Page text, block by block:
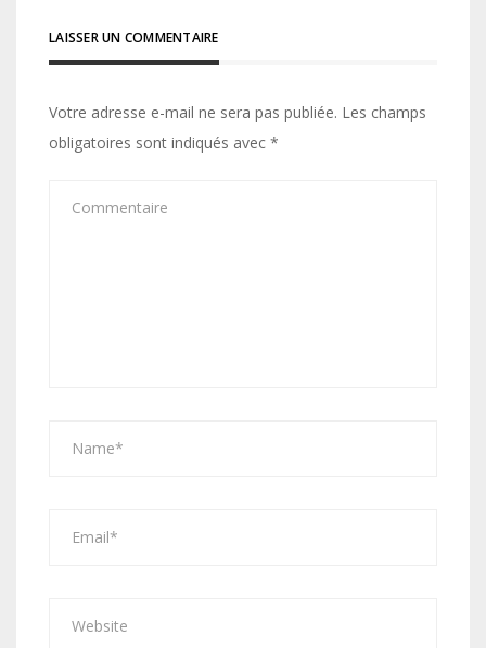
LAISSER UN COMMENTAIRE
Votre adresse e-mail ne sera pas publiée. Les champs
obligatoires sont indiqués avec *